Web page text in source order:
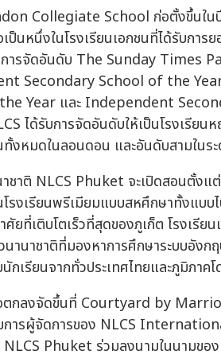
Collegiate School ก่อตั้งขึ้นใน
ป็นหนึ่งในโรงเรียนเอกชนที่ได้รับกา
ารจัดอันดับ The Sunday Times
Secondary School of the
Year และ Independent
ได้รับการจัดอันดับให้เป็นโรงเรี
ทั้งหมดในลอนดอน และอันดับสามในร
าชาติ NLCS Phuket จะเปิดสอนตั้ง
รงเรียนพรีเมียมแบบสหศึกษาทั้งแบบ
ศัยที่เติบโตเร็วที่สุดของภูเก็ต โรงเรี
นานาชาติที่มองหาการศึกษาระบบอัง
กเรียนจากทั่วประเทศไทยและภูมิภาค
ตกลงจัดขึ้นที่ Courtyard by
ารผู้จัดการของ NLCS
Phuket ร่วมลงนามในนามขอ